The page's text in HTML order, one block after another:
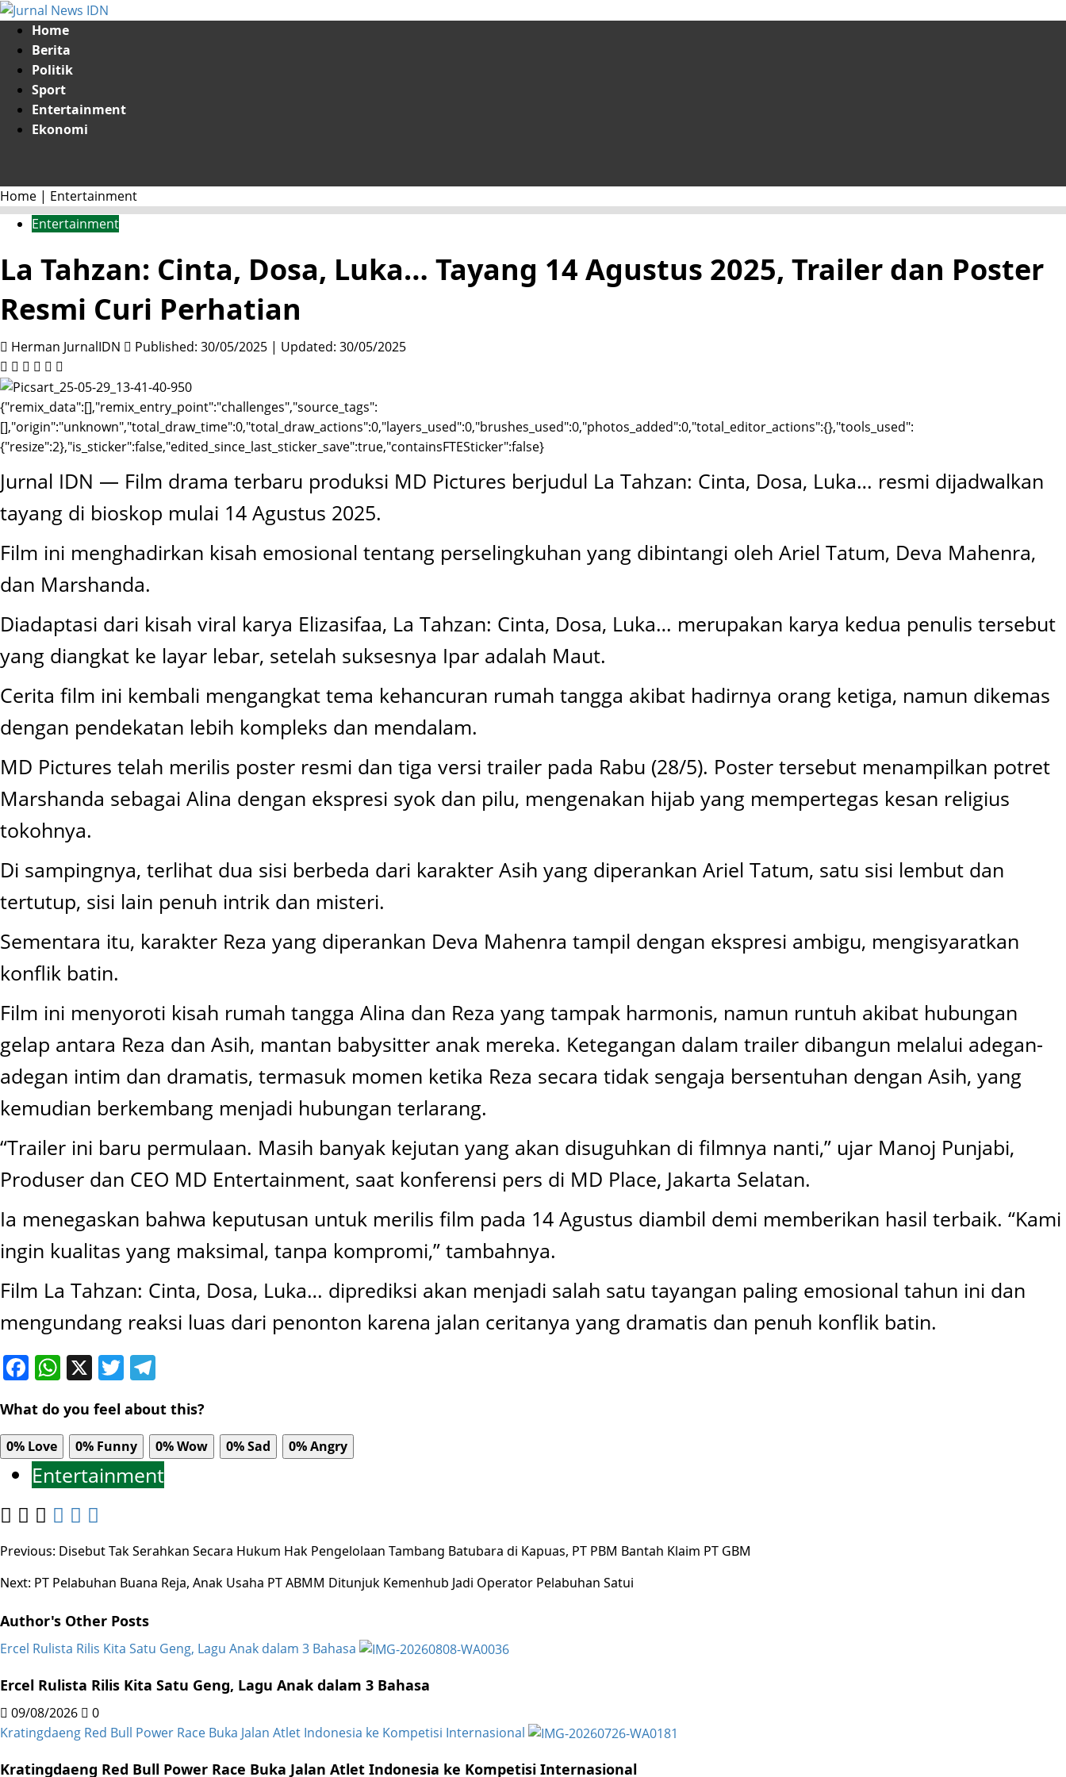
Skip
content
Primary
Menu
Home
Berita
Politik
Sport
Entertainment
Ekonomi
Home | Entertainment
Entertainment
La Tahzan: Cinta, Dosa, Luka… Tayang 14 Agustus 2025, Trailer dan Poster
Resmi Curi Perhatian
Herman JurnalIDN Published: 30/05/2025 | Updated: 30/05/2025
{"remix_data":[],"remix_entry_point":"challenges","source_tags":
[],"origin":"unknown","total_draw_time":0,"total_draw_actions":0,"layers_used":0,"brushes_used":0,"photos_added":0,"total_editor_actions":{},"tools_used":
{"resize":2},"is_sticker":false,"edited_since_last_sticker_save":true,"containsFTESticker":false}
Jurnal IDN — Film drama terbaru produksi MD Pictures berjudul La Tahzan: Cinta, Dosa, Luka… resmi dijadwalkan
tayang di bioskop mulai 14 Agustus 2025.
Film ini menghadirkan kisah emosional tentang perselingkuhan yang dibintangi oleh Ariel Tatum, Deva Mahenra,
dan Marshanda.
Diadaptasi dari kisah viral karya Elizasifaa, La Tahzan: Cinta, Dosa, Luka… merupakan karya kedua penulis tersebut
yang diangkat ke layar lebar, setelah suksesnya Ipar adalah Maut.
Cerita film ini kembali mengangkat tema kehancuran rumah tangga akibat hadirnya orang ketiga, namun dikemas
dengan pendekatan lebih kompleks dan mendalam.
MD Pictures telah merilis poster resmi dan tiga versi trailer pada Rabu (28/5). Poster tersebut menampilkan potret
Marshanda sebagai Alina dengan ekspresi syok dan pilu, mengenakan hijab yang mempertegas kesan religius
tokohnya.
Di sampingnya, terlihat dua sisi berbeda dari karakter Asih yang diperankan Ariel Tatum, satu sisi lembut dan
tertutup, sisi lain penuh intrik dan misteri.
Sementara itu, karakter Reza yang diperankan Deva Mahenra tampil dengan ekspresi ambigu, mengisyaratkan
konflik batin.
Film ini menyoroti kisah rumah tangga Alina dan Reza yang tampak harmonis, namun runtuh akibat hubungan
gelap antara Reza dan Asih, mantan babysitter anak mereka. Ketegangan dalam trailer dibangun melalui adegan-
adegan intim dan dramatis, termasuk momen ketika Reza secara tidak sengaja bersentuhan dengan Asih, yang
kemudian berkembang menjadi hubungan terlarang.
“Trailer ini baru permulaan. Masih banyak kejutan yang akan disuguhkan di filmnya nanti,” ujar Manoj Punjabi,
Produser dan CEO MD Entertainment, saat konferensi pers di MD Place, Jakarta Selatan.
Ia menegaskan bahwa keputusan untuk merilis film pada 14 Agustus diambil demi memberikan hasil terbaik. “Kami
ingin kualitas yang maksimal, tanpa kompromi,” tambahnya.
Film La Tahzan: Cinta, Dosa, Luka… diprediksi akan menjadi salah satu tayangan paling emosional tahun ini dan
mengundang reaksi luas dari penonton karena jalan ceritanya yang dramatis dan penuh konflik batin.
Facebook
WhatsApp
X Twitter
What do you feel about this?
0% Love 0% Funny 0%Wow 0%Sad 0%Angry
Entertainment
Post
navigation
Previous: Disebut Tak Serahkan Secara Hukum Hak Pengelolaan Tambang Batubara di Kapuas, PT PBM Bantah Klaim PT GBM
Next: PT Pelabuhan Buana Reja, Anak Usaha PT ABMM Ditunjuk Kemenhub Jadi Operator Pelabuhan Satui
Author's Other Posts
Ercel Rulista Rilis Kita Satu Geng, Lagu Anak dalam 3 Bahasa
Ercel Rulista Rilis Kita Satu Geng, Lagu Anak dalam 3 Bahasa
09/08/2026
0
Kratingdaeng Red Bull Power Race Buka Jalan Atlet Indonesia ke Kompetisi Internasional
Kratingdaeng Red Bull Power Race Buka Jalan Atlet Indonesia ke Kompetisi Internasional